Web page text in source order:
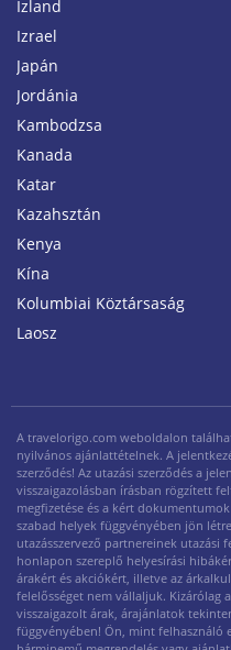
Izland
Izrael
Japán
Jordánia
Kambodzsa
Kanada
Katar
Kazahsztán
Kenya
Kína
Kolumbiai Köztársaság
Laosz
A travelorigo.com weboldalon
nyilvános ajánlattételnek. A
szerződés! Az utazási szerződés a
visszaigazolásban írásban rögzített
megfizetése és a kért
szabad helyek függvényében jön
utazásszervező partnereinek utazási
honlapon szereplő helyesírási
árakért és akciókért, illetve az
felelősséget nem vállaljuk. Kizárólag
visszaigazolt árak, árajánlatok
függvényében! Ön, mint felhasználó